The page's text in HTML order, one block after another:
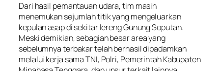
Dari hasil pemantauan udara, tim masih
menemukan sejumlah titik yang mengeluarkan
kepulan asap di sekitar lereng Gunung Soputan.
Meski demikian, sebagian besar area yang
sebelumnya terbakar telah berhasil dipadamkan
melalui kerja sama TNI, Polri, Pemerintah Kabupaten